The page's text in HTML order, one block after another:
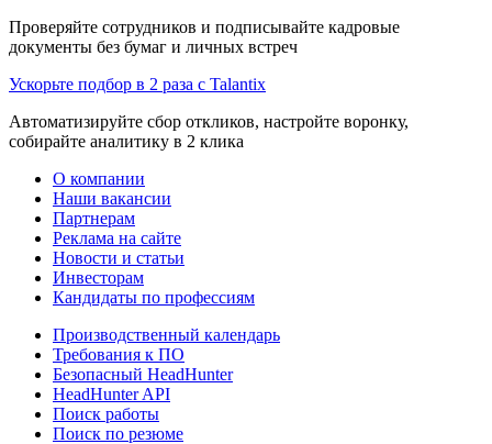
Проверяйте сотрудников и подписывайте кадровые
документы без бумаг и личных встреч
Ускорьте подбор в 2 раза с Talantix
Автоматизируйте сбор откликов, настройте воронку,
собирайте аналитику в 2 клика
О компании
Наши вакансии
Партнерам
Реклама на сайте
Новости и статьи
Инвесторам
Кандидаты по профессиям
Производственный календарь
Требования к ПО
Безопасный HeadHunter
HeadHunter API
Поиск работы
Поиск по резюме